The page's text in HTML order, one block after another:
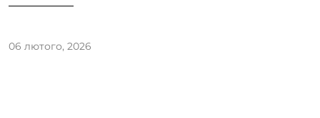
06 лютого, 2026